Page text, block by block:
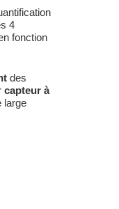
4
fonction
des
capteur à
large